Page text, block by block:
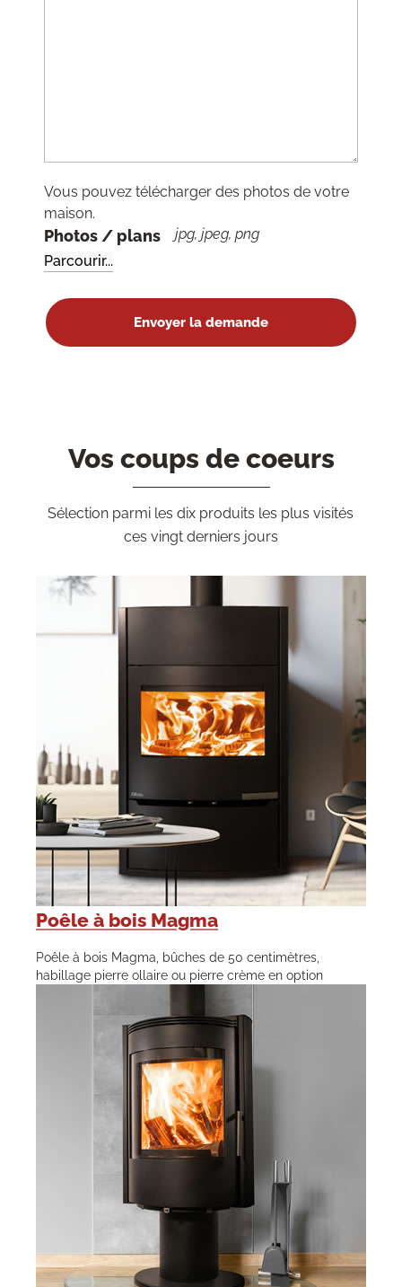
Vous pouvez télécharger des photos de votre
maison.
Photos / plans jpg, jpeg, png
Vos coups de coeurs
Sélection parmi les dix produits les plus visités
ces vingt derniers jours
Poêle à bois Magma
Poêle à bois Magma, bûches de 50 centimètres,
habillage pierre ollaire ou pierre crème en option